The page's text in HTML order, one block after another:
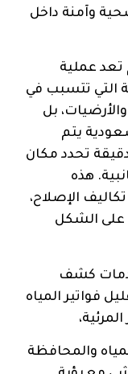
وآمنة داخل
تعد عملية
التي تتسبب في
بل
يتم
تحدد مكان
هذه
الإصلاح،
على الشكل
كشف
فواتير المياه
والمحافظة